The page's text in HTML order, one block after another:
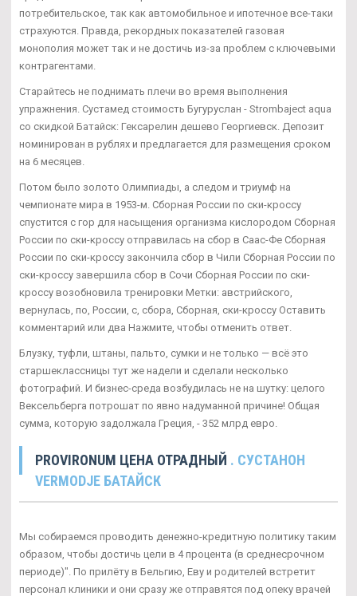
потребительское, так как автомобильное и ипотечное все-таки
страхуются. Правда, рекордных показателей газовая
монополия может так и не достичь из-за проблем с ключевыми
контрагентами.
Старайтесь не поднимать плечи во время выполнения
упражнения. Сустамед стоимость Бугуруслан - Strombaject aqua
со скидкой Батайск: Гексарелин дешево Георгиевск. Депозит
номинирован в рублях и предлагается для размещения сроком
на 6 месяцев.
Потом было золото Олимпиады, а следом и триумф на
чемпионате мира в 1953-м. Сборная России по ски-кроссу
спустится с гор для насыщения организма кислородом Сборная
России по ски-кроссу отправилась на сбор в Саас-Фе Сборная
России по ски-кроссу закончила сбор в Чили Сборная России по
ски-кроссу завершила сбор в Сочи Сборная России по ски-
кроссу возобновила тренировки Метки: австрийского,
вернулась, по, России, с, сбора, Сборная, ски-кроссу Оставить
комментарий или два Нажмите, чтобы отменить ответ.
Блузку, туфли, штаны, пальто, сумки и не только — всё это
старшеклассницы тут же надели и сделали несколько
фотографий. И бизнес-среда возбудилась не на шутку: целого
Вексельберга потрошат по явно надуманной причине! Общая
сумма, которую задолжала Греция, - 352 млрд евро.
PROVIRONUM ЦЕНА ОТРАДНЫЙ . СУСТАНОН
VERMODJE БАТАЙСК
Мы собираемся проводить денежно-кредитную политику таким
образом, чтобы достичь цели в 4 процента (в среднесрочном
периоде)". По прилёту в Бельгию, Еву и родителей встретит
персонал клиники и они сразу же отправятся под опеку врачей